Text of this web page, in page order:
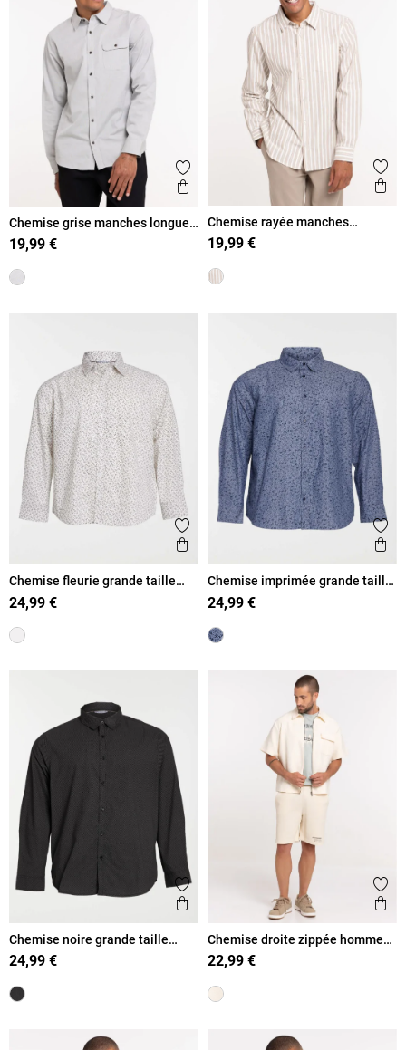
Ajouter aux favoris
Aperçu rapide
Chemise grise manches longues
homme
19,99 €
Chemise rayée manches
longues homme
19,99 €
Ajouter aux favoris
Aperçu rapide
Chemise fleurie grande taille
homme
24,99 €
Chemise imprimée grande taille
homme
24,99 €
Ajouter aux favoris
Aperçu rapide
Chemise noire grande taille
homme
24,99 €
Chemise droite zippée homme
ficelle
22,99 €